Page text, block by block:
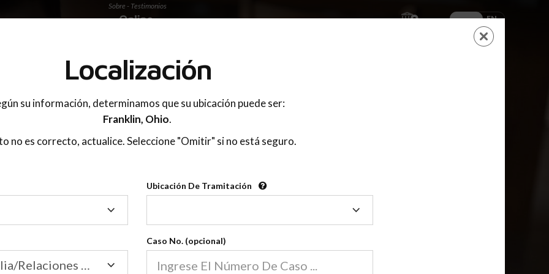
Sobre - Testimonios
ES EN
LOGIN
Localización
su información, determinamos que su ubicación puede ser:
Franklin, Ohio.
no es correcto, actualice. Seleccione "Omitir" si no está seguro.
Ubicación De Tramitación
Tramitación
Tribunal de Familia/Relaciones Domésticas
Caso No. (opcional)